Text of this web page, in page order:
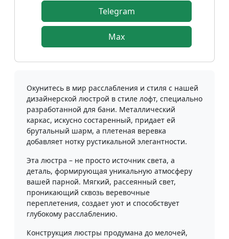
Telegram
Max
Окунитесь в мир расслабления и стиля с нашей
дизайнерской люстрой в стиле лофт, специально
разработанной для бани. Металлический
каркас, искусно состаренный, придает ей
брутальный шарм, а плетеная веревка
добавляет нотку рустикальной элегантности.
Эта люстра – не просто источник света, а
деталь, формирующая уникальную атмосферу
вашей парной. Мягкий, рассеянный свет,
проникающий сквозь веревочные
переплетения, создает уют и способствует
глубокому расслаблению.
Конструкция люстры продумана до мелочей,